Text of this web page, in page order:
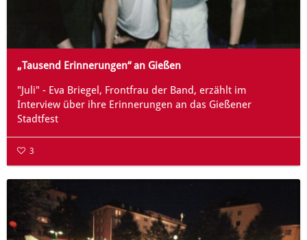
„Tausend Erinnerungen“ an Gießen
"Juli" - Eva Briegel, Frontfrau der Band, erzählt im
Interview über ihre Erinnerungen an das Gießener
Stadtfest
3